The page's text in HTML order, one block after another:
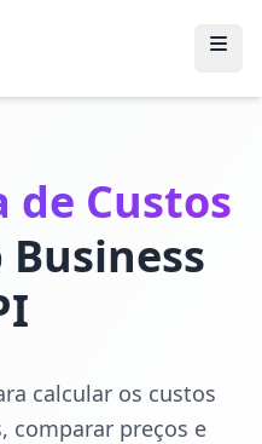
de Custos
calcular os custos
comparar preços e